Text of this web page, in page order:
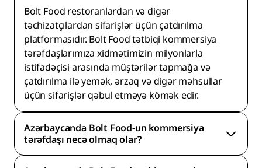
Bolt Food restoranlardan və digər
təchizatçılardan sifarişlər üçün çatdırılma
platformasıdır. Bolt Food tətbiqi kommersiya
tərəfdaşlarımıza xidmətimizin milyonlarla
istifadəçisi arasında müştərilər tapmağa və
çatdırılma ilə yemək, ərzaq və digər məhsullar
üçün sifarişlər qəbul etməyə kömək edir.
Azərbaycanda Bolt Food-un kommersiya
tərəfdaşı necə olmaq olar?